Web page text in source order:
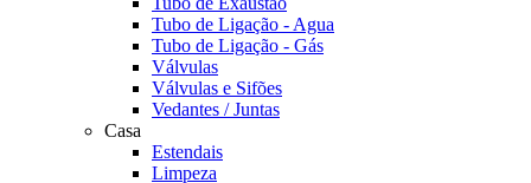
Tubo de Ligação - Agua
Tubo de Ligação - Gás
Válvulas
Válvulas e Sifões
Vedantes / Juntas
Casa
Estendais
Limpeza